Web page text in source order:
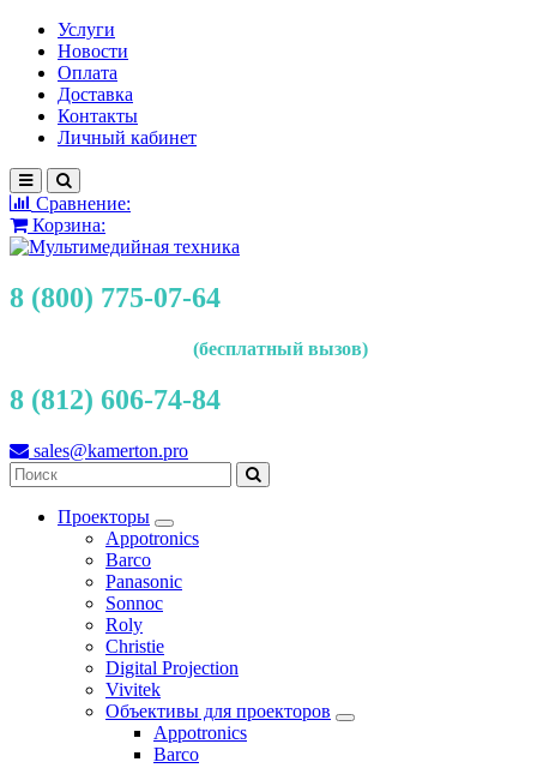
Услуги
Новости
Оплата
Доставка
Контакты
Личный кабинет
Сравнение:
Корзина:
8 (800) 775-07-64
(бесплатный вызов)
8 (812) 606-74-84
sales@kamerton.pro
Проекторы
Appotronics
Barco
Panasonic
Sonnoc
Roly
Christie
Digital Projection
Vivitek
Объективы для проекторов
Appotronics
Barco